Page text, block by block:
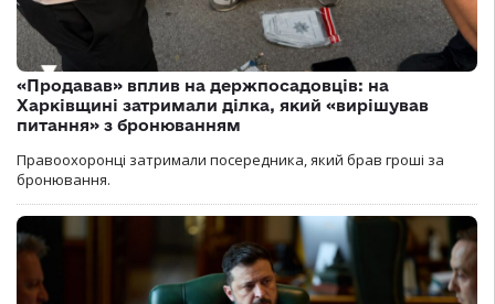
«Продавав» вплив на держпосадовців: на
Харківщині затримали ділка, який «вирішував
питання» з бронюванням
Правоохоронці затримали посередника, який брав гроші за
бронювання.